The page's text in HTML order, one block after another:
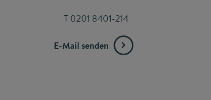
T 0201 8401-214
E-Mail senden